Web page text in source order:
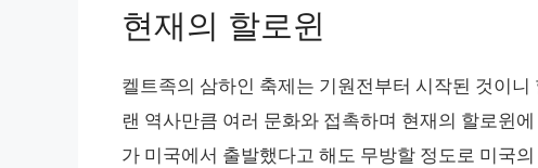
현재의 할로윈
켈트족의 삼하인 축제는 기원전부터 시작된 것이
랜 역사만큼 여러 문화와 접촉하며 현재의 할로윈
가 미국에서 출발했다고 해도 무방할 정도로 미국